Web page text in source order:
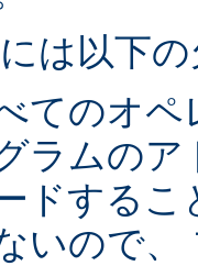
は以下
てのオペ
ラムの
ドする
いので、